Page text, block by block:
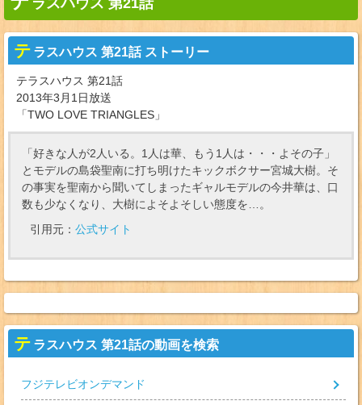
ラスハウス 第21話
テ ラスハウス 第21話 ストーリー
テラスハウス 第21話
2013年3月1日放送
「TWO LOVE TRIANGLES」
「好きな人が2人いる。1人は華、もう1人は・・・よその子」
とモデルの島袋聖南に打ち明けたキックボクサー宮城大樹。そ
の事実を聖南から聞いてしまったギャルモデルの今井華は、口
数も少なくなり、大樹によそよそしい態度を…。
引用元： 公式サイト
テ ラスハウス 第21話の動画を検索
フジテレビオンデマンド